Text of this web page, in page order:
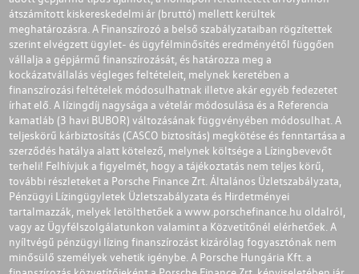
átszámított kiskereskedelmi ár (bruttó) mellett kerültek
meghatározásra. A Finanszírozó a belső szabályzataiban rögzítettek
szerint elvégzett ügylet- és ügyfélminősítés eredményétől függően
vállalja a gépjármű finanszírozását, és határozza meg a
kockázatvállalás végleges feltételeit, melynek keretében a
finanszírozási feltételek módosulhatnak illetve akár egyéb fedezetet
írhat elő. A lízingdíj nagysága a vételár módosulása és a Referencia
kamatláb (3 havi BUBOR) változásának függvényében módosulhat. A
teljeskörű kárbiztosítás (CASCO biztosítás) megkötése és fenntartása a
szerződés hatálya alatt kötelező, melynek költsége a Lízingbevevőt
terheli! Felhívjuk a figyelmét, hogy a tájékoztatás nem teljes körű,
további részleteket a Porsche Finance Zrt. Általános Üzletszabályzata,
Pénzügyi Lízingügyletek Üzletszabályzata és Hirdetményei
tartalmazzák, melyek letölthetőek a www.porschefinance.hu oldalról,
vagy az Ügyfélszolgálatunkon valamint a Közvetítőnél elérhetőek. A
nyíltvégű pénzügyi lízing finanszírozást kizárólag fogyasztónak nem
minősülő személyek vehetik igénybe. A Porsche Hungária Kft. a